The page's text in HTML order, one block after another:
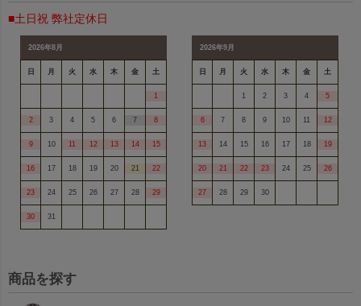
■土日祝 弊社定休日
2026年8月
日 月 火 水 木 金 土
1
2 3 4 5 6 7 8
9 10 11 12 13 14 15
16 17 18 19 20 21 22
23 24 25 26 27 28 29
30 31
2026年9月
日 月 火 水 木 金 土
1 2 3 4 5
6 7 8 9 10 11 12
13 14 15 16 17 18 19
20 21 22 23 24 25 26
27 28 29 30
商品を探す